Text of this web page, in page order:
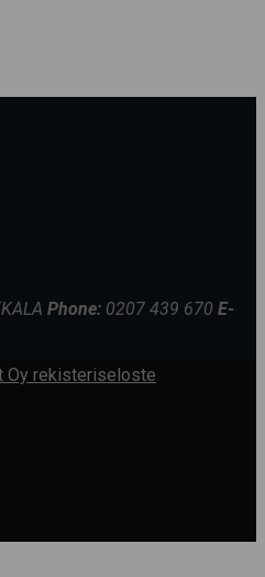
Phone: 0207 439 670 E-
Oy rekisteriseloste